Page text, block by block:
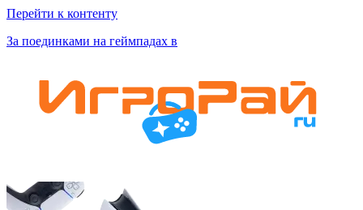
Перейти к контенту
За поединками на геймпадах в